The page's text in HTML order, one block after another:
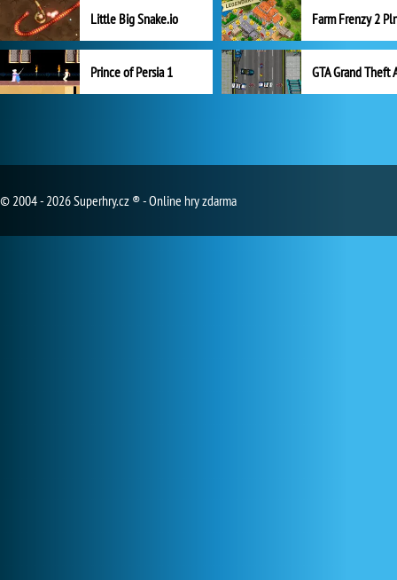
Little Big Snake.io
Prince of Persia 1 GTA Grand Theft
© 2004 - 2026 Superhry.cz ® - Online hry zdarma